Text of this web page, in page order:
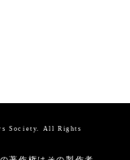
Society. All Rights